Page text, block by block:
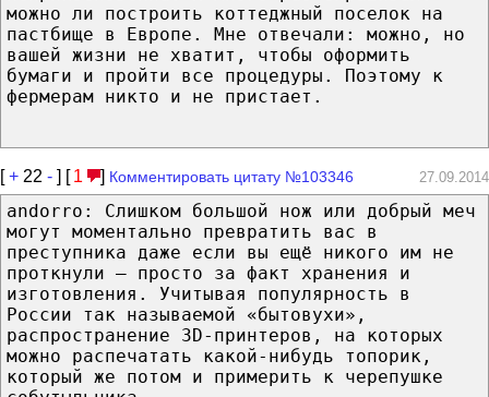
можно ли построить коттеджный поселок на
пастбище в Европе. Мне отвечали: можно, но
вашей жизни не хватит, чтобы оформить
бумаги и пройти все процедуры. Поэтому к
фермерам никто и не пристает.
[+ 22 - ] [ 1 ] Комментировать цитату №103346 27.09.2014
andorro: Слишком большой нож или добрый меч
могут моментально превратить вас в
преступника даже если вы ещё никого им не
проткнули — просто за факт хранения и
изготовления. Учитывая популярность в
России так называемой «бытовухи»,
распространение 3D-принтеров, на которых
можно распечатать какой-нибудь топорик,
который же потом и примерить к черепушке